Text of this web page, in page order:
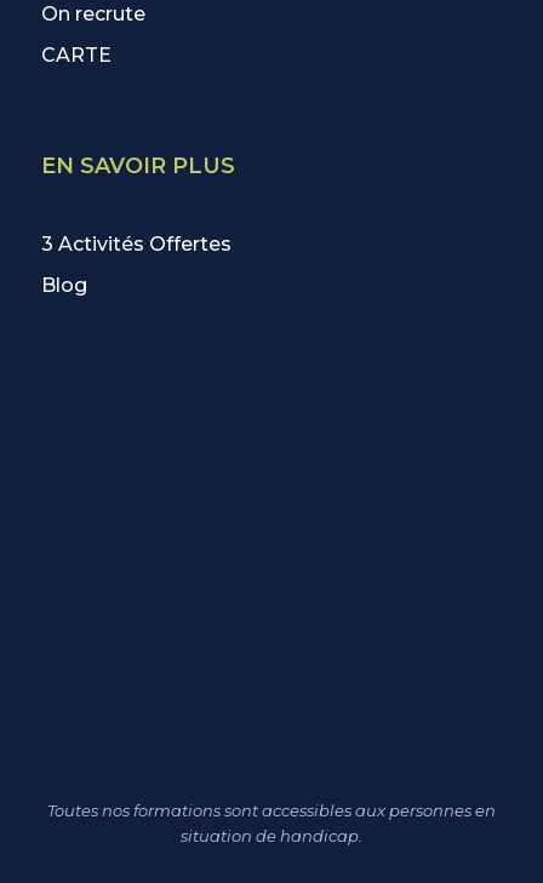
On recrute
CARTE
EN SAVOIR PLUS
3 Activités Offertes
Blog
Toutes nos formations sont accessibles aux personnes en
situation de handicap.